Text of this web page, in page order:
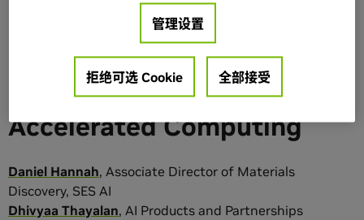
Build Lightning-Fast
Data Science Pipelines in
Industry With
Accelerated Computing
Daniel Hannah, Associate Director of Materials
Discovery, SES AI
Dhivyaa Thayalan, AI Products and Partnerships
管理设置
拒绝可选 Cookie 全部接受